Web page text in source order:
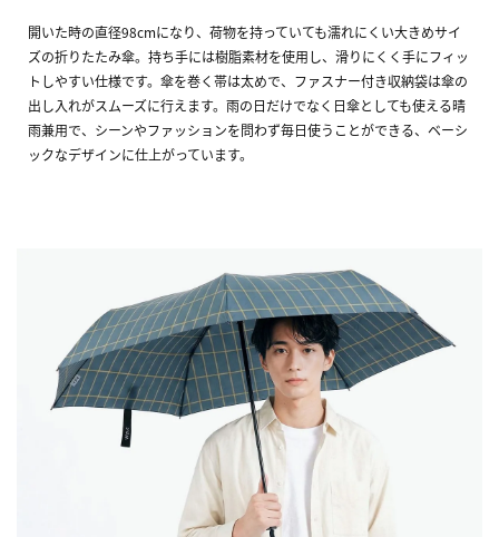
開いた時の直径98cmになり、荷物を持っていても濡れにくい大きめサイ
ズの折りたたみ傘。持ち手には樹脂素材を使用し、滑りにくく手にフィッ
トしやすい仕様です。傘を巻く帯は太めで、ファスナー付き収納袋は傘の
出し入れがスムーズに行えます。雨の日だけでなく日傘としても使える晴
雨兼用で、シーンやファッションを問わず毎日使うことができる、ベーシ
ックなデザインに仕上がっています。